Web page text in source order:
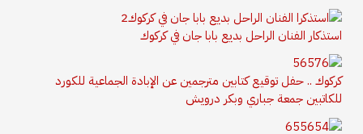
استذكار الفنان الراحل بديع بابا جان في كركوك
كركوك .. حفل توقيع كتابين مترجمين عن الإبادة الجماعية للكورد
للكاتبين جمعة جباري وبكر درويش